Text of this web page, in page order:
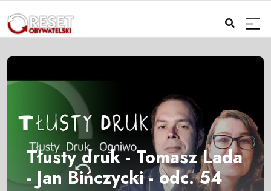
Tłusty druk - Tomasz Lada
- Jan Bińczycki - odc. 54